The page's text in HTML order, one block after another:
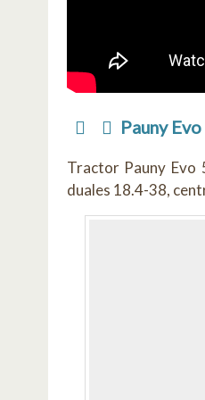
Pauny
Tractor Pauny Evo
duales 18.4-38,